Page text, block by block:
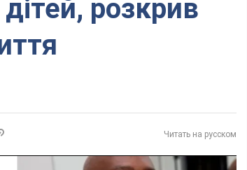
розкрив
Читать на русском